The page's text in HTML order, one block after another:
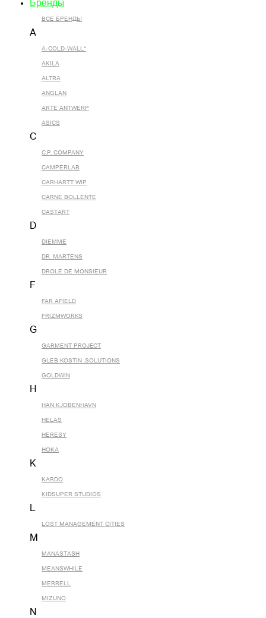
Бренды
ВСЕ БРЕНДЫ
A
A-COLD-WALL*
AKILA
ALTRA
ANGLAN
ARTE ANTWERP
ASICS
C
C.P. COMPANY
CAMPERLAB
CARHARTT WIP
CARNE BOLLENTE
CASTART
D
DIEMME
DR. MARTENS
DROLE DE MONSIEUR
F
FAR AFIELD
FRIZMWORKS
G
GARMENT PROJECT
GLEB KOSTIN .SOLUTIONS
GOLDWIN
H
HAN KJOBENHAVN
HELAS
HERESY
HOKA
K
KARDO
KIDSUPER STUDIOS
L
LOST MANAGEMENT CITIES
M
MANASTASH
MEANSWHILE
MERRELL
MIZUNO
N